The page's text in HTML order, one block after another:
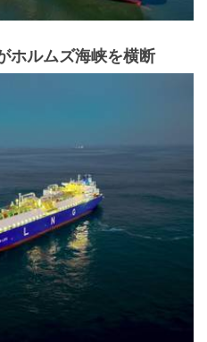
ホルムズ海峡を横断